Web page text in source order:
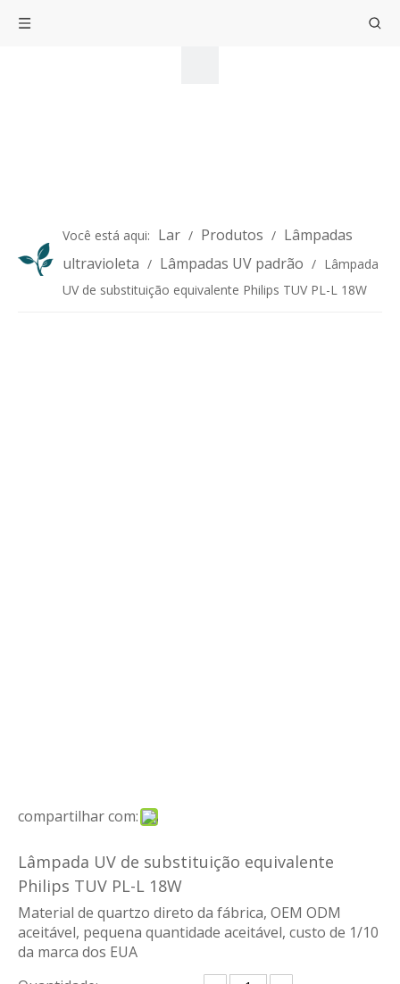
Você está aqui: Lar / Produtos / Lâmpadas
ultravioleta / Lâmpadas UV padrão / Lâmpada
UV de substituição equivalente Philips TUV PL-L 18W
compartilhar com:
Lâmpada UV de substituição equivalente
Philips TUV PL-L 18W
Material de quartzo direto da fábrica, OEM ODM
aceitável, pequena quantidade aceitável, custo de 1/10
da marca dos EUA